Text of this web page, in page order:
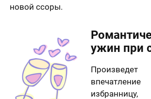
новой ссоры.
ужин при